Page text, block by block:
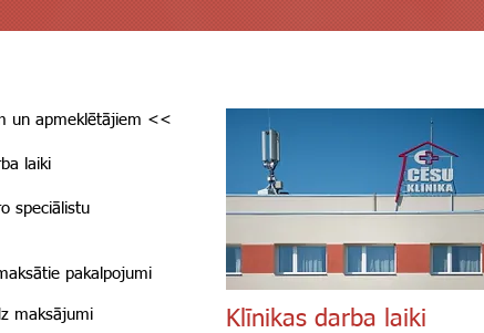
speciālistu
un apmeklētājiem <<
laiki
pakalpojumi
maksājumi Klīnikas darba laiki